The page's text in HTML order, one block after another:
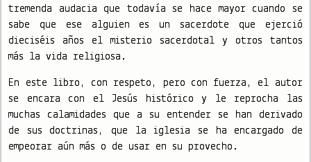
tremenda audacia que todavía se hace mayor cuando se
sabe que ese alguien es un sacerdote que ejerció
dieciséis años el misterio sacerdotal y otros tantos
más la vida religiosa.
En este libro, con respeto, pero con fuerza, el autor
se encara con el Jesús histórico y le reprocha las
muchas calamidades que a su entender se han derivado
de sus doctrinas, que la iglesia se ha encargado de
empeorar aún más o de usar en su provecho.